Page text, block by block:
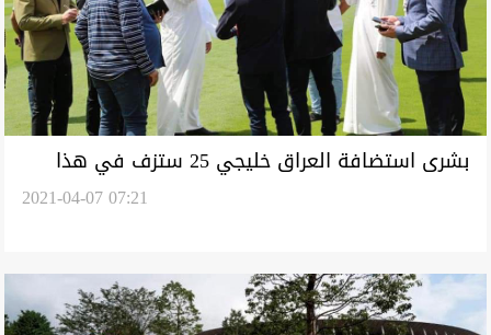
بشرى استضافة العراق خليجي 25 ستزف في هذا
2021-04-07 07:21